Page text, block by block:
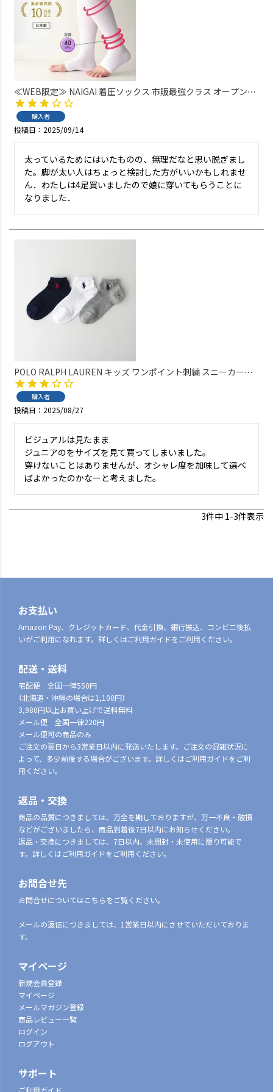
≪WEB限定≫ NAIGAI 着圧ソックス 市販最強クラス オープント
ゥ 段階圧力設計 強圧 足首40hPa （30mmHg） ふくらはぎ30hPa
【365日最短翌日発送】 93850002
購入者
投稿日 2025/09/14
太っているためにはいたものの、無理だなと思い脱ぎまし
た。脚が太い人はちょっと検討した方がいいかもしれませ
ん．わたしは4足買いましたので娘に穿いてもらうことに
なりました．
POLO RALPH LAUREN キッズ ワンポイント刺繍 スニーカー丈
ソックス 日本製 04863362
購入者
投稿日 2025/08/27
ビジュアルは見たまま
ジュニアのをサイズを見て買ってしまいました。
穿けないことはありませんが、オシャレ度を加味して選べ
ばよかったのかなーと考えました。
3件中 1-3件表示
お支払い
Amazon Pay、クレジットカード、代金引換、銀行振込、コンビニ後払
いがご利用になれます。詳しくはご利用ガイドをご利用ください。
配送・送料
宅配便 全国一律550円
（北海道・沖縄の場合は1,100円）
3,980円以上お買い上げで送料無料
メール便 全国一律220円
メール便可の商品のみ
ご注文の翌日から3営業日以内に発送いたします。ご注文の混雑状況に
よって、多少前後する場合がございます。詳しくはご利用ガイドをご利
用ください。
返品・交換
商品の品質につきましては、万全を期しておりますが、万一不良・破損
などがございましたら、商品到着後7日以内にお知らせください。
返品・交換につきましては、7日以内、未開封・未使用に限り可能で
す。詳しくはご利用ガイドをご利用ください。
お問合せ先
お問合せについてはこちらをご覧ください。
メールの返信につきましては、1営業日以内にさせていただいておりま
す。
マイページ
新規会員登録
マイページ
メールマガジン登録
商品レビュー一覧
ログイン
ログアウト
サポート